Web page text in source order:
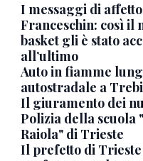
I messaggi di
Franceschin: così il
basket gli è stato
all’ultimo
Auto in fiamme
autostradale a
Il giuramento dei
Polizia della scuola
Raiola" di Trieste
Il prefetto di